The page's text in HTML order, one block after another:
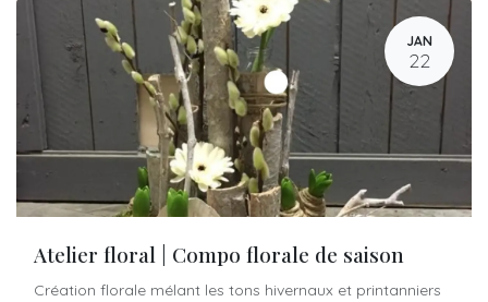
JAN
22
Atelier floral | Compo florale de saison
Création florale mélant les tons hivernaux et printanniers